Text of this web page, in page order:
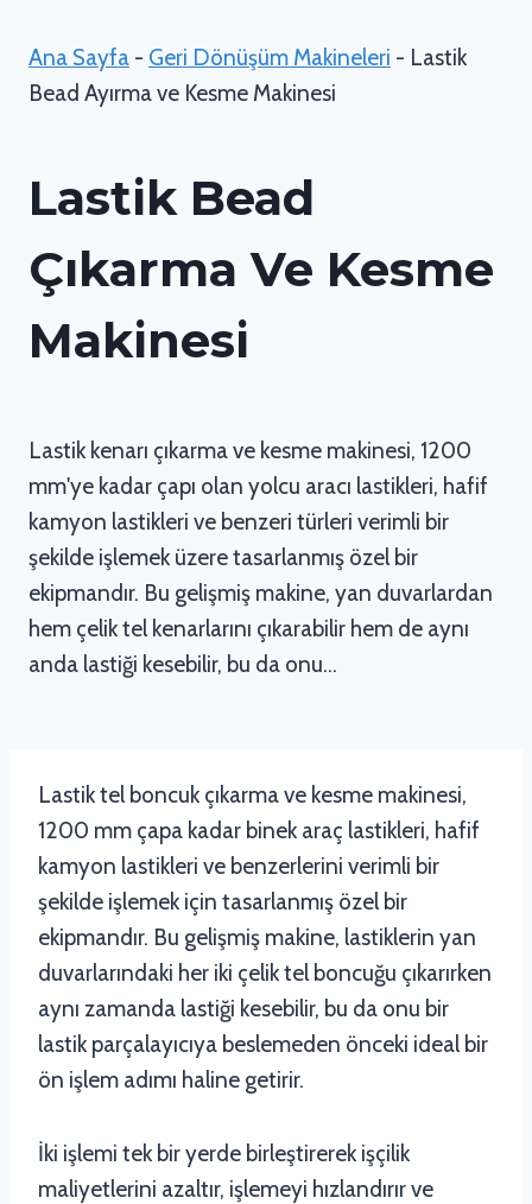
Ana Sayfa - Geri Dönüşüm Makineleri - Lastik
Bead Ayırma ve Kesme Makinesi
Lastik Bead
Çıkarma Ve Kesme
Makinesi
Lastik kenarı çıkarma ve kesme makinesi, 1200
mm'ye kadar çapı olan yolcu aracı lastikleri, hafif
kamyon lastikleri ve benzeri türleri verimli bir
şekilde işlemek üzere tasarlanmış özel bir
ekipmandır. Bu gelişmiş makine, yan duvarlardan
hem çelik tel kenarlarını çıkarabilir hem de aynı
anda lastiği kesebilir, bu da onu…
Lastik tel boncuk çıkarma ve kesme makinesi,
1200 mm çapa kadar binek araç lastikleri, hafif
kamyon lastikleri ve benzerlerini verimli bir
şekilde işlemek için tasarlanmış özel bir
ekipmandır. Bu gelişmiş makine, lastiklerin yan
duvarlarındaki her iki çelik tel boncuğu çıkarırken
aynı zamanda lastiği kesebilir, bu da onu bir
lastik parçalayıcıya beslemeden önceki ideal bir
ön işlem adımı haline getirir.
İki işlemi tek bir yerde birleştirerek işçilik
maliyetlerini azaltır, işlemeyi hızlandırır ve